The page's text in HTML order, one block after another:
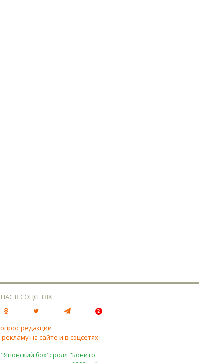
В СОЦСЕТЯХ
редакции
на сайте и в соцсетях
бох": ролл "Бонито